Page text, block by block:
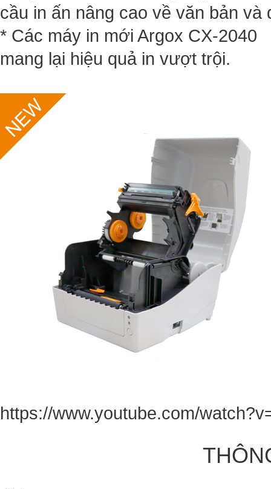
cầu in ấn nâng cao về văn bản và
* Các máy in mới Argox CX-2040
mang lại hiệu quả in vượt trội.
https://www.youtube.com/